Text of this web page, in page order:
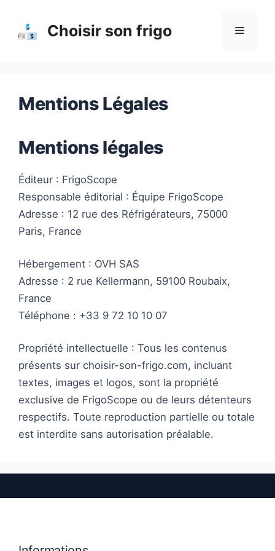
contenu
Choisir son frigo Menu
Mentions Légales
Mentions légales
Éditeur : FrigoScope
Responsable éditorial : Équipe FrigoScope
Adresse : 12 rue des Réfrigérateurs, 75000
Paris, France
Hébergement : OVH SAS
Adresse : 2 rue Kellermann, 59100 Roubaix,
France
Téléphone : +33 9 72 10 10 07
Propriété intellectuelle : Tous les contenus
présents sur choisir-son-frigo.com, incluant
textes, images et logos, sont la propriété
exclusive de FrigoScope ou de leurs détenteurs
respectifs. Toute reproduction partielle ou totale
est interdite sans autorisation préalable.